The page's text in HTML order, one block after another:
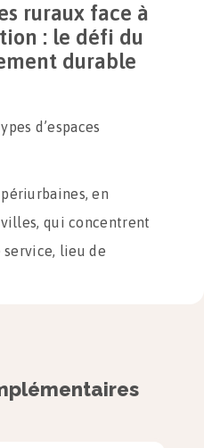
ruraux face à
: le défi du
durable
d’espaces
en
qui concentrent
lieu de
;